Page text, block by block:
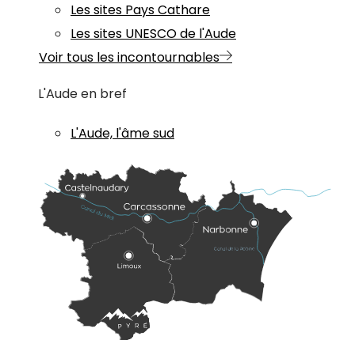
Les sites Pays Cathare
Les sites UNESCO de l'Aude
Voir tous les incontournables
L'Aude en bref
L'Aude, l'âme sud